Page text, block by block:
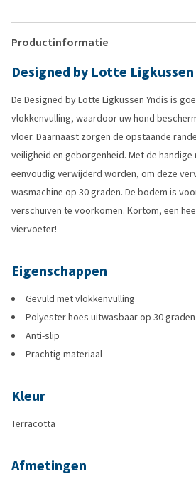
Productinformatie
Designed by Lotte Ligkussen
De Designed by Lotte Ligkussen Yndis is
vlokkenvulling, waardoor uw hond
vloer. Daarnaast zorgen de opstaande
veiligheid en geborgenheid. Met de
eenvoudig verwijderd worden, om deze
wasmachine op 30 graden. De bodem is
verschuiven te voorkomen. Kortom, een
viervoeter!
Eigenschappen
Gevuld met vlokkenvulling
Polyester hoes uitwasbaar op 30 graden
Anti-slip
Prachtig materiaal
Kleur
Terracotta
Afmetingen